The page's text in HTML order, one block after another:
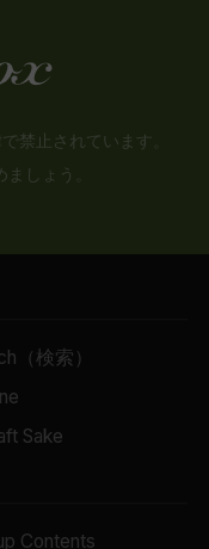
禁止されています。
しょう。
（検索）
Sake
Contents